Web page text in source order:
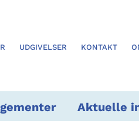
UDGIVELSER KONTAKT
Aktuelle